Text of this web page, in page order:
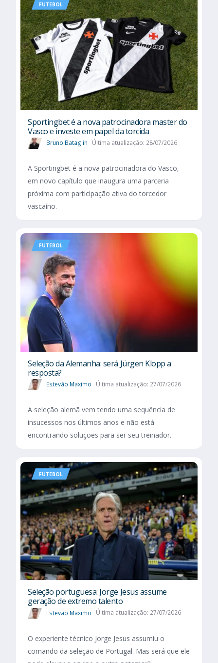
FUTEBOL
Sportingbet é a nova patrocinadora master do
Vasco e investe em papel da torcida
Bruno Bataglin Última atualização: 28/07/2026
A Sportingbet é a nova patrocinadora do Vasco,
em novo capítulo que inaugura uma parceria
próxima com participação ativa do torcedor
vascaíno.
FUTEBOL
Seleção da Alemanha: será Jürgen Klopp a
resposta?
Estevão Maximo Última atualização: 27/07/2026
A seleção alemã vem tendo uma sequência de
insucessos nos últimos anos e não está
encontrando soluções para ser seu treinador.
FUTEBOL
Seleção portuguesa: Jorge Jesus assume
geração de extremo talento
Estevão Maximo Última atualização: 27/07/2026
O experiente técnico Jorge Jesus assumiu o
comando da seleção de Portugal. Mas será que ele